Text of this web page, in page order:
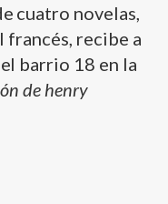
cuatro novelas,
francés, recibe a
barrio 18 en la
de henry